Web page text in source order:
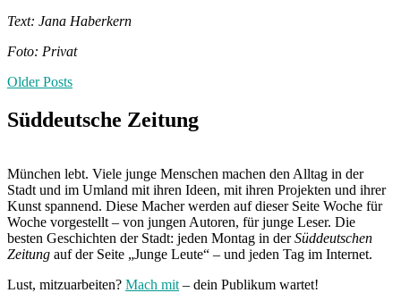
Text: Jana Haberkern
Foto: Privat
Posts
navigation
Older Posts
Süddeutsche Zeitung
München lebt. Viele junge Menschen machen den Alltag in der
Stadt und im Umland mit ihren Ideen, mit ihren Projekten und ihrer
Kunst spannend. Diese Macher werden auf dieser Seite Woche für
Woche vorgestellt – von jungen Autoren, für junge Leser. Die
besten Geschichten der Stadt: jeden Montag in derSüddeutschen
Zeitung auf der Seite „Junge Leute“ – und jeden Tag im Internet.
Lust, mitzuarbeiten? Mach mit – dein Publikum wartet!